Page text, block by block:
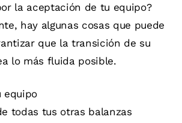
la aceptación de tu equipo?
hay algunas cosas que puede
que la transición de su
lo más fluida posible.
equipo
todas tus otras balanzas